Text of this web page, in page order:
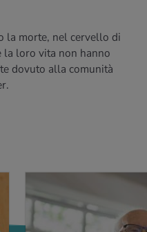
la morte, nel cervello di
la loro vita non hanno
dovuto alla comunità